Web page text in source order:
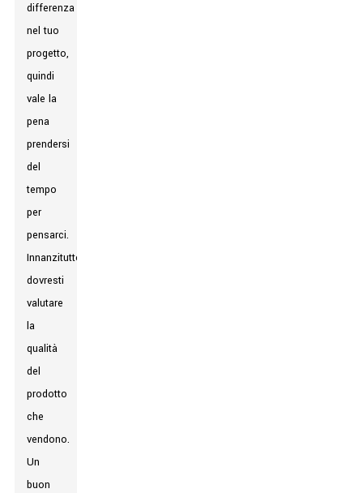
differenza
nel tuo
progetto,
quindi
vale la
pena
prendersi
del
tempo
per
pensarci.
Innanzitutto,
dovresti
valutare
la
qualità
del
prodotto
che
vendono.
Un
buon